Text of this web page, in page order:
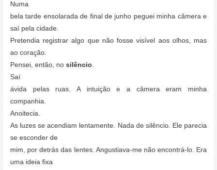
Numa
bela tarde ensolarada de final de junho peguei minha câmera e
saí pela cidade.
Pretendia registrar algo que não fosse visível aos olhos, mas
ao coração.
Pensei, então, nosilêncio.
Saí
ávida pelas ruas. A intuição e a câmera eram minha
companhia.
Anoitecia.
As luzes se acendiam lentamente. Nada de silêncio. Ele parecia
se esconder de
mim, por detrás das lentes. Angustiava-me não encontrá-lo. Era
uma ideia fixa